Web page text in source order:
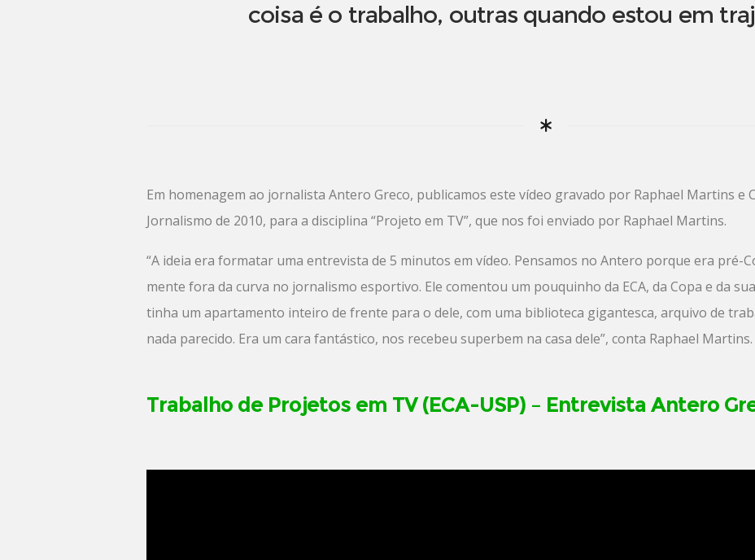
coisa é o trabalho, outras quando estou em
Em homenagem ao jornalista Antero Greco, publicamos este vídeo gravado por Raphael Martins e
Jornalismo de 2010, para a disciplina “Projeto em TV”, que nos foi enviado por Raphael Martins.
“A ideia era formatar uma entrevista de 5 minutos em vídeo. Pensamos no Antero porque era pré-
mente fora da curva no jornalismo esportivo. Ele comentou um pouquinho da ECA, da Copa e da
tinha um apartamento inteiro de frente para o dele, com uma biblioteca gigantesca, arquivo de
nada parecido. Era um cara fantástico, nos recebeu superbem na casa dele”, conta Raphael Martins.
Trabalho de Projetos em TV (ECA-USP) – Entrevista Antero